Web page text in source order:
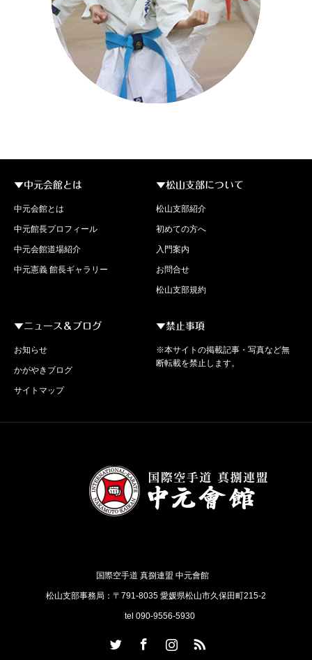
▼中元会館とは
中元会館とは
中元館長プロフィール
中元会館道場紹介
中元憲義 館長ギャラリー
▼松山支部について
松山支部紹介
初めての方へ
入門案内
お問合せ
松山支部規約
▼ニュース＆ブログ
お知らせ
かがやきブログ
サイトマップ
▼禁止事項
※本サイトの掲載記事・写真など無
断転載を禁止します。
国際空手道 真捌連盟 中元會館
松山支部事務局：〒791-8035 愛媛県松山市久保田町215-2
tel 090-9556-5930